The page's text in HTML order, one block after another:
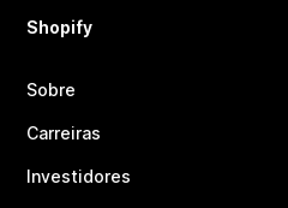
Shopify
Sobre
Carreiras
Investidores